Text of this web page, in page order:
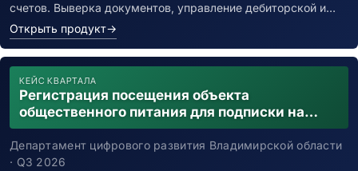
счетов. Выверка документов, управление дебиторской и…
Открыть продукт→
КЕЙС КВАРТАЛА
Регистрация посещения объекта
общественного питания для подписки на
уведомления о возможном контакте с
заболевшим новой коронавирусной
инфекцией
Департамент цифрового развития Владимирской области
· Q3 2026